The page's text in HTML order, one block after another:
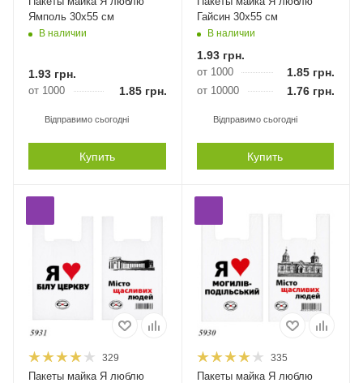
Ямполь 30х55 см
В наличии
1.93 грн.
от 1000 1.85грн.
Відправимо сьогодні
Купить
Гайсин 30х55 см
В наличии
1.93грн.
от 1000 1.85 грн.
от 10000 1.76 грн.
Відправимо сьогодні
Купить
329
Пакеты майка Я люблю
335
Пакеты майка Я люблю